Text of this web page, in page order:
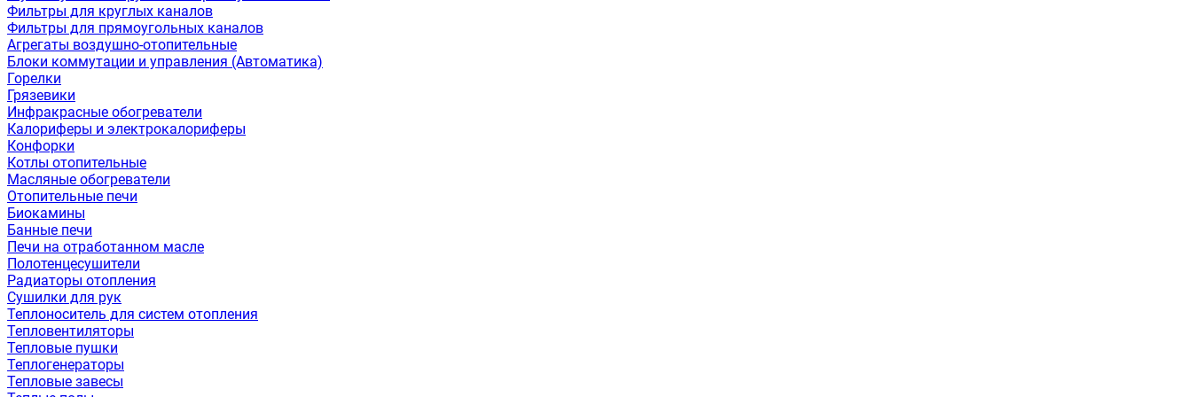
Фильтры для круглых каналов
Фильтры для прямоугольных каналов
Агрегаты воздушно-отопительные
Блоки коммутации и управления (Автоматика)
Горелки
Грязевики
Инфракрасные обогреватели
Калориферы и электрокалориферы
Конфорки
Котлы отопительные
Масляные обогреватели
Отопительные печи
Биокамины
Банные печи
Печи на отработанном масле
Полотенцесушители
Радиаторы отопления
Сушилки для рук
Теплоноситель для систем отопления
Тепловентиляторы
Тепловые пушки
Теплогенераторы
Тепловые завесы